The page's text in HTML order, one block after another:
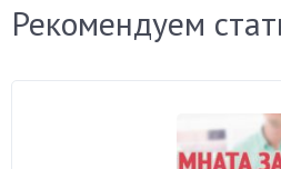
Рекомендуем